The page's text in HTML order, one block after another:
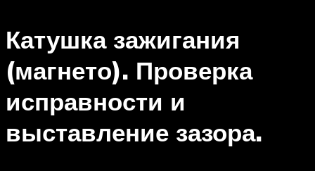
Катушка зажигания
(магнето). Проверка
исправности и
выставление зазора.